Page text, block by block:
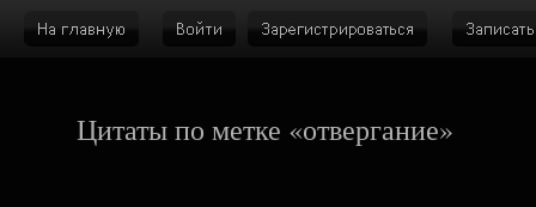
Цитаты по метке «отвергание»